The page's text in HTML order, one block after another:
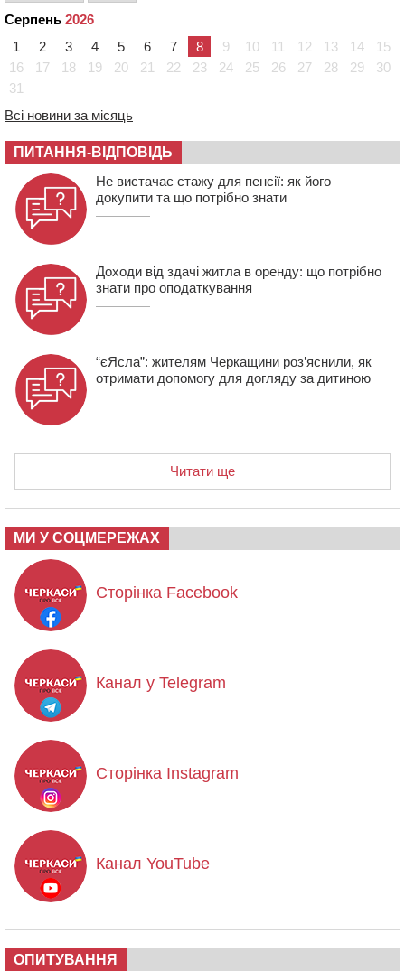
15:05 На Звенигородщині, попри заборону міськради,
проведуть “Ше.Fest”
14:31
У Каневі аномальна спека призвела до перебоїв у
роботі електромереж та комунальних служб
14:02
сміттєзвалища
13:26 На Черкащині сьогодні очікують грози, зливи, град та
шквали до 22 м/с
Серпень 2026
1
2 3 4 5 6 7 8 9 10 11 12 13 14
15
16
17 18 19 20 21 22 23 24 25 26 27 28 29
30
31
Всі новини за місяць
ПИТАННЯ-ВІДПОВІДЬ
Не вистачає стажу для пенсії: як його
докупити та що потрібно знати
Доходи від здачі житла в оренду: що потрібно
знати про оподаткування
“єЯсла”: жителям Черкащини роз’яснили, як
отримати допомогу для догляду за дитиною
Читати ще
МИ У СОЦМЕРЕЖАХ
Сторінка Facebook
Канал у Telegram
Сторінка Instagram
Канал YouTube
ОПИТУВАННЯ